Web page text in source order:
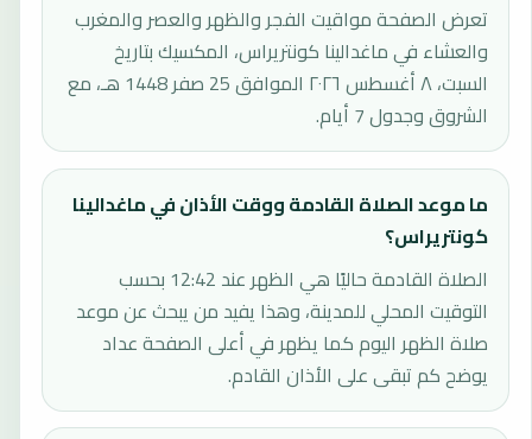
تعرض الصفحة مواقيت الفجر والظهر والعصر والمغرب
والعشاء في ماغدالينا كونتريراس، المكسيك بتاريخ
السبت، ٨ أغسطس ٢٠٢٦ الموافق 25 صفر 1448 هـ، مع
الشروق وجدول 7 أيام.
ما موعد الصلاة القادمة ووقت الأذان في ماغدالينا
كونتريراس؟
الصلاة القادمة حاليًا هي الظهر عند 12:42 بحسب
التوقيت المحلي للمدينة، وهذا يفيد من يبحث عن موعد
صلاة الظهر اليوم كما يظهر في أعلى الصفحة عداد
يوضح كم تبقى على الأذان القادم.